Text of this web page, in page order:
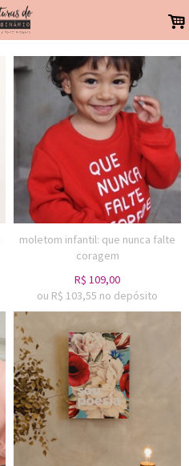
.
moletom infantil: que nunca falte
coragem
R$ 109,00
ou R$ 103,55 no depósito